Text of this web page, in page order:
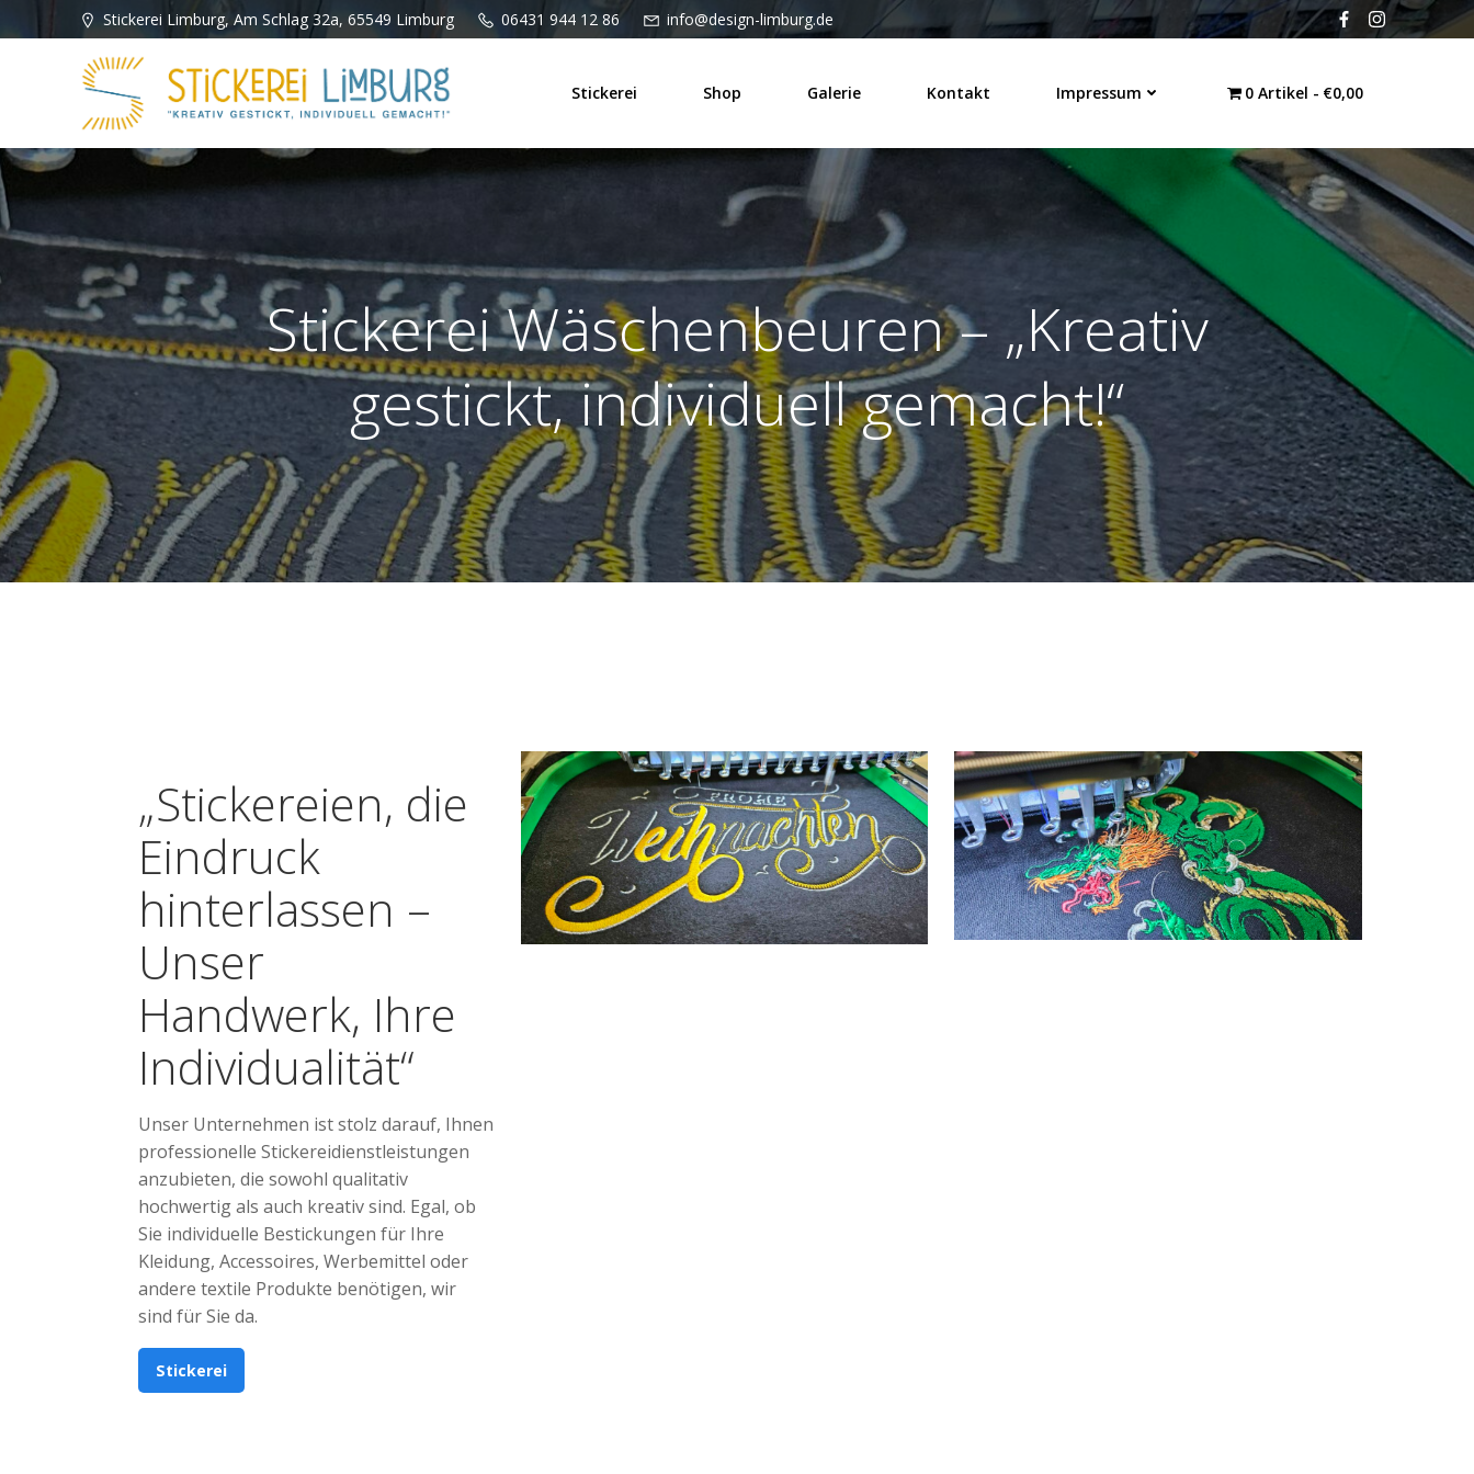
Inhalt
Stickerei Limburg, Am Schlag 32a, 65549 Limburg 06431 944 12 86 info@design-limburg.de
Stickerei Shop Galerie Kontakt Impressum 0 Artikel €0,00
Stickerei Wäschenbeuren – „Kreativ
gestickt, individuell gemacht!“
„Stickereien, die
Eindruck
hinterlassen –
Unser
Handwerk, Ihre
Individualität“
Unser Unternehmen ist stolz darauf, Ihnen
professionelle Stickereidienstleistungen
anzubieten, die sowohl qualitativ
hochwertig als auch kreativ sind. Egal, ob
Sie individuelle Bestickungen für Ihre
Kleidung, Accessoires, Werbemittel oder
andere textile Produkte benötigen, wir
sind für Sie da.
Stickerei